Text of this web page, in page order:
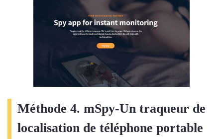
Méthode 4. mSpy-Un traqueur de
localisation de téléphone portable